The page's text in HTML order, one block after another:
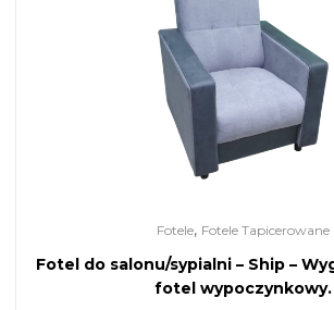
Fotele, Fotele Tapicerowane
Fotel do salonu/sypialni – Ship –
fotel wypoczynkowy.